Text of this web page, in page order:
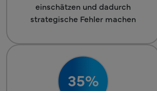
einschätzen und dadurch
strategische Fehler machen
35%